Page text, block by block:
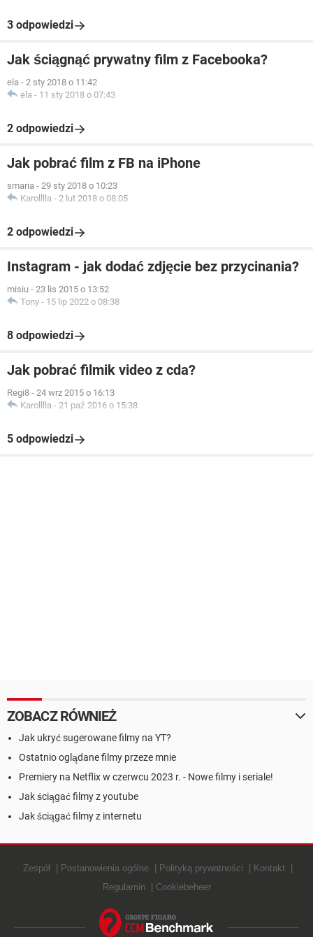
3 odpowiedzi
Jak ściągnąć prywatny film z Facebooka?
ela - 2 sty 2018 o 11:42
ela - 11 sty 2018 o 07:43
2 odpowiedzi
Jak pobrać film z FB na iPhone
smaria - 29 sty 2018 o 10:23
Karolllla - 2 lut 2018 o 08:05
2 odpowiedzi
Instagram - jak dodać zdjęcie bez przycinania?
misiu - 23 lis 2015 o 13:52
Tony - 15 lip 2022 o 08:38
8 odpowiedzi
Jak pobrać filmik video z cda?
Regi8 - 24 wrz 2015 o 16:13
Karolllla - 21 paź 2016 o 15:38
5 odpowiedzi
ZOBACZ RÓWNIEŻ
Jak ukryć sugerowane filmy na YT?
Ostatnio oglądane filmy przeze mnie
Premiery na Netflix w czerwcu 2023 r. - Nowe filmy i seriale!
Jak ściągać filmy z youtube
Jak ściągać filmy z internetu
Zespół Postanowienia ogólne Polityką prywatności
Kontakt
Regulamin
Cookiebeheer